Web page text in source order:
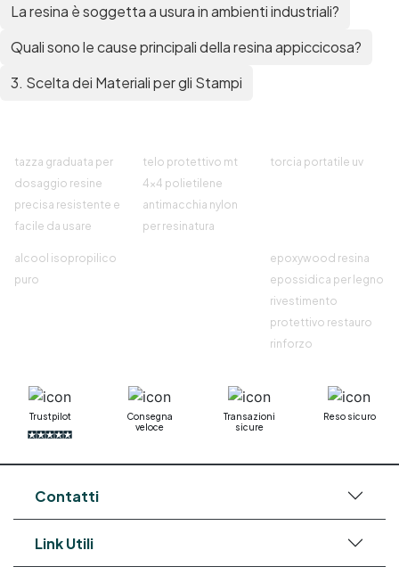
La resina è soggetta a usura in ambienti industriali?
Quali sono le cause principali della resina appiccicosa?
3. Scelta dei Materiali per gli Stampi
tazza graduata per
dosaggio resine
precisa resistente e
facile da usare
telo protettivo mt
4x4 polietilene
antimacchia nylon
per resinatura
torcia portatile uv
alcool isopropilico
puro
epoxywood resina
epossidica per legno
rivestimento
protettivo restauro
rinforzo
Trustpilot
Consegna
veloce
Transazioni
sicure
Reso sicuro
Contatti
Link Utili